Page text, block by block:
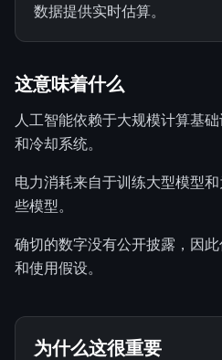
数据提供实时估算。
这意味着什么
人工智能依赖于大规模计算基
和冷却系统。
电力消耗来自于训练大型模型
些模型。
确切的数字没有公开披露，因
和使用假设。
为什么这很重要